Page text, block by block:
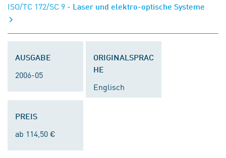
ISO/TC 172/SC 9 - Laser und elektro-optische Systeme
AUSGABE
2006-05
ORIGINALSPRAC
HE
Englisch
PREIS
ab 114,50 €